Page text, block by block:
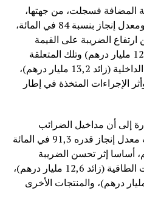
المضافة فسجلت، من جهتها،
ارتفاعا قدره 8,1 مليار درهم، ومعدل إنجاز بنسبة 84 في المائة،
الضريبة على القيمة
المضافة عند الاستيراد (زائد 12,1 مليار درهم) وتلك المتعلقة
بالضريبة على القيمة المضافة الداخلية (زائد 13,2 مليار درهم)،
الإجراءات المتخذة في إطار
إلى أن مداخيل الضرائب
الداخلية على الاستهلاك سجلت معدل إنجاز قدره 91,3 في المائة
مليار درهم، أساسا إثر تحسن الضريبة
الداخلية على استهلاك المنتجات الطاقية (زائد 12,6 مليار درهم)،
المتعلقة بالتبغ (زائد 7,3 مليار درهم)، والمنتجات الأخرى